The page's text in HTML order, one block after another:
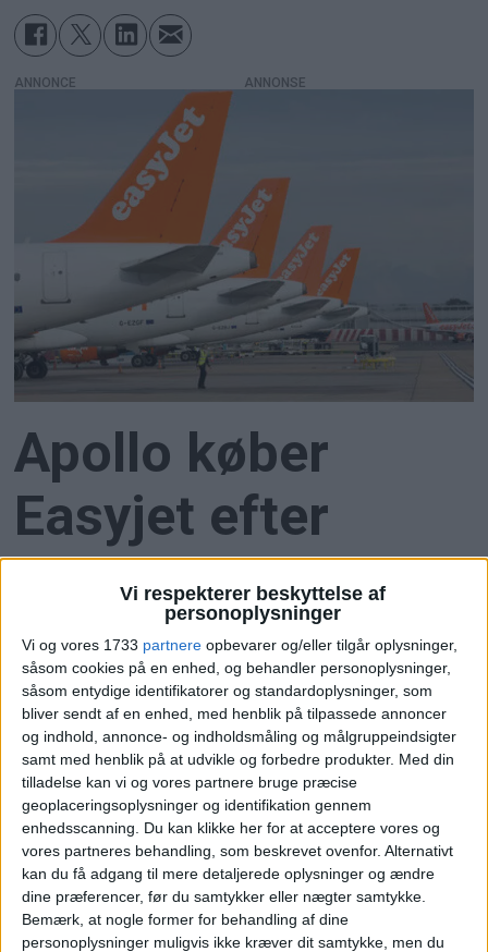
Vi respekterer beskyttelse af
personoplysninger
Vi og vores 1733 partnere opbevarer og/eller tilgår oplysninger,
såsom cookies på en enhed, og behandler personoplysninger,
såsom entydige identifikatorer og standardoplysninger, som
bliver sendt af en enhed, med henblik på tilpassede annoncer
og indhold, annonce- og indholdsmåling og målgruppeindsigter
samt med henblik på at udvikle og forbedre produkter. Med din
tilladelse kan vi og vores partnere bruge præcise
geoplaceringsoplysninger og identifikation gennem
enhedsscanning. Du kan klikke her for at acceptere vores og
vores partneres behandling, som beskrevet ovenfor. Alternativt
kan du få adgang til mere detaljerede oplysninger og ændre
dine præferencer, før du samtykker eller nægter samtykke.
Bemærk, at nogle former for behandling af dine
personoplysninger muligvis ikke kræver dit samtykke, men du
ANNONCE
Apollo køber
Easyjet efter
budkamp
Apollo Global Management overtager Easyjet for
5,7 milliarder pund efter måneder med budkamp
om det britiske lavprisselskab.
Her kan du opleve total
solformørkelse
Atlanta er stadig verdens
travleste lufthavn